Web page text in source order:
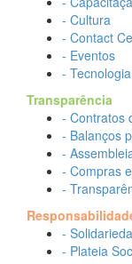
- Cultura
- Contact
- Eventos
- Tecnologia
Transparência
- Contratos
- Balanços
-
- Compras
-
-
- Plateia